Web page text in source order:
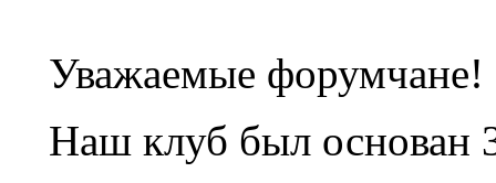
Уважаемые форумчане!
Наш клуб был основан